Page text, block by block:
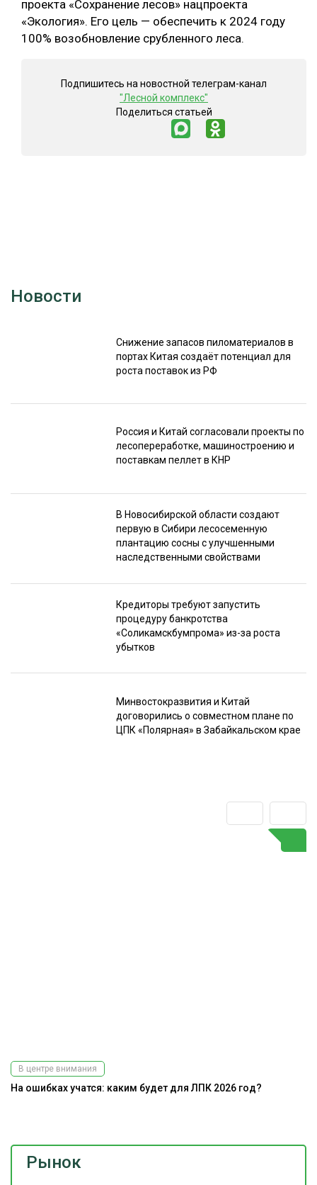
проекта «Сохранение лесов» нацпроекта
«Экология». Его цель — обеспечить к 2024 году
100% возобновление срубленного леса.
Подпишитесь на новостной телеграм-канал
"Лесной комплекс"
Поделиться статьей
Новости
Снижение запасов пиломатериалов в
портах Китая создаёт потенциал для
роста поставок из РФ
Россия и Китай согласовали проекты по
лесопереработке, машиностроению и
поставкам пеллет в КНР
В Новосибирской области создают
первую в Сибири лесосеменную
плантацию сосны с улучшенными
наследственными свойствами
Кредиторы требуют запустить
процедуру банкротства
«Соликамскбумпрома» из-за роста
убытков
Минвостокразвития и Китай
договорились о совместном плане по
ЦПК «Полярная» в Забайкальском крае
Рынок
В центре внимания
На ошибках учатся: каким будет для ЛПК 2026 год?